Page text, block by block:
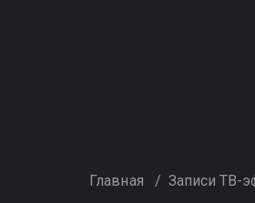
Главная / Записи ТВ-